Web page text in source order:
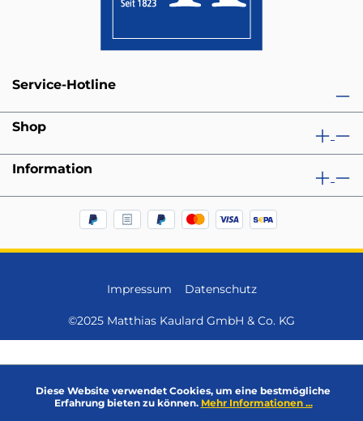
Service-Hotline
Shop
Information
Impressum Datenschutz
©2025 Matthias Kaulard GmbH & Co. KG
Diese Website verwendet Cookies, um eine bestmögliche
Erfahrung bieten zu können. Mehr Informationen ...